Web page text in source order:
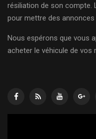
résiliation de son compte.
pour mettre des annonces
Nous espérons que vous
acheter le véhicule de vos